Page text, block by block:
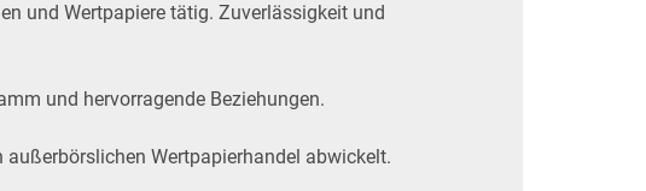
und Wertpapiere tätig. Zuverlässigkeit und
und hervorragende Beziehungen.
außerbörslichen Wertpapierhandel abwickelt.